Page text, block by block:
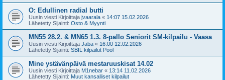
O: Edullinen radial butti
Uusin viesti Kirjoittaja jvaarala « 14:07 15.02.2026
Lähetetty Sijainti: Osto & Myynti
MN55 28.2. & MN65 1.3. 8-pallo Seniorit SM-kilpailu - Vaasa
Uusin viesti Kirjoittaja Jaba « 16:00 12.02.2026
Lähetetty Sijainti: SBIL kilpailut Pool
Mine ystävänpäivä mestaruuskisat 14.02
Uusin viesti Kirjoittaja M1nebar « 13:14 11.02.2026
Lähetetty Sijainti: Muut kansalliset kilpailut